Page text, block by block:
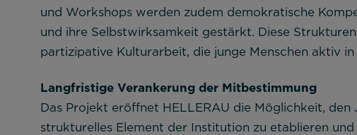
und Workshops werden zudem demokratische
und ihre Selbstwirksamkeit gestärkt. Diese
partizipative Kulturarbeit, die junge Menschen aktiv
Langfristige Verankerung der Mitbestimmung
Das Projekt eröffnet HELLERAU die Möglichkeit,
strukturelles Element der Institution zu etablieren